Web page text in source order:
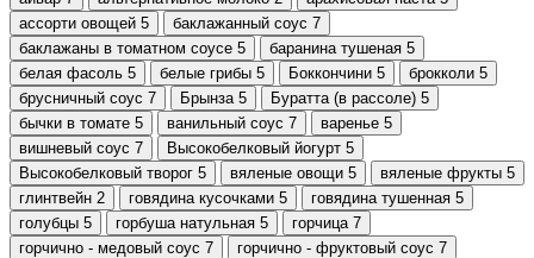
ассорти овощей 5 баклажанный соус 7
баклажаны в томатном соусе 5 баранина тушеная 5
белая фасоль 5 белые грибы 5 Боккончини 5 брокколи 5
брусничный соус 7 Брынза 5 Буратта (в рассоле) 5
бычки в томате 5 ванильный соус 7 варенье 5
вишневый соус 7 Высокобелковый йогурт 5
Высокобелковый творог 5 вяленые овощи 5 вяленые фрукты 5
глинтвейн 2 говядина кусочками 5 говядина тушенная 5
голубцы 5 горбуша натульная 5 горчица 7
горчично - медовый соус 7 горчично - фруктовый соус 7